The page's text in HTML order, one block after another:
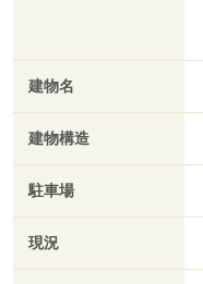
建物名
建物構造
駐車場
現況